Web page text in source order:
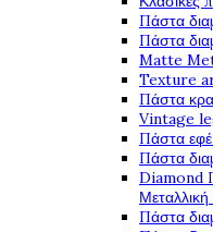
Πάστα
Πάστα
Matte
Texture
Πάστα
Vintage
Πάστα εφέ
Πάστα
Diamond
Πάστα